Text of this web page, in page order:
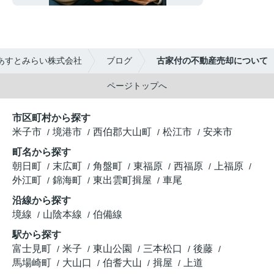
すとみらい株式会社 ブログ 古家付の不動産売却について
ページトップへ
市区町村から探す
米子市
境港市 西伯郡大山町 松江市
安来市
町名から探す
朝日町
末広町 角盤町 東福原 西福原
上福原
外江町
錦海町 東出雲町揖屋
車尾
沿線から探す
境線
山陰本線
伯備線
駅から探す
富士見町
米子 東山公園 三本松口
後藤
馬場崎町
大山口 伯耆大山 揖屋 上道